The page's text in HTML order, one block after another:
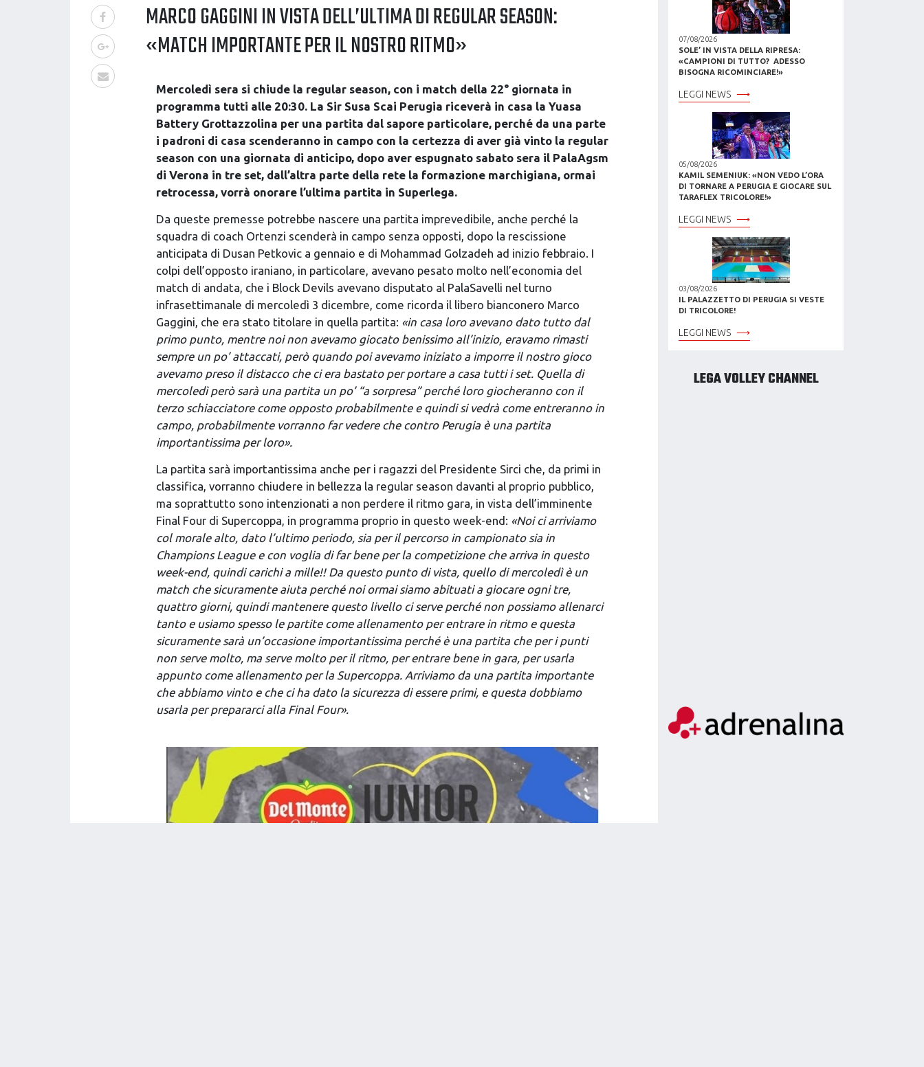
MARCO GAGGINI IN VISTA DELL’ULTIMA DI REGULAR SEASON:
«MATCH IMPORTANTE PER IL NOSTRO RITMO»
Mercoledì sera si chiude la regular season, con i match della 22° giornata in
programma tutti alle 20:30. La Sir Susa Scai Perugia riceverà in casa la Yuasa
Battery Grottazzolina per una partita dal sapore particolare, perché da una parte
i padroni di casa scenderanno in campo con la certezza di aver già vinto la regular
season con una giornata di anticipo, dopo aver espugnato sabato sera il PalaAgsm
di Verona in tre set, dall’altra parte della rete la formazione marchigiana, ormai
retrocessa, vorrà onorare l’ultima partita in Superlega.
Da queste premesse potrebbe nascere una partita imprevedibile, anche perché la
squadra di coach Ortenzi scenderà in campo senza opposti, dopo la rescissione
anticipata di Dusan Petkovic a gennaio e di Mohammad Golzadeh ad inizio febbraio. I
colpi dell’opposto iraniano, in particolare, avevano pesato molto nell’economia del
match di andata, che i Block Devils avevano disputato al PalaSavelli nel turno
infrasettimanale di mercoledì 3 dicembre, come ricorda il libero bianconero Marco
Gaggini, che era stato titolare in quella partita: «in casa loro avevano dato tutto dal
primo punto, mentre noi non avevamo giocato benissimo all’inizio, eravamo rimasti
sempre un po’ attaccati, però quando poi avevamo iniziato a imporre il nostro gioco
avevamo preso il distacco che ci era bastato per portare a casa tutti i set. Quella di
mercoledì però sarà una partita un po’ “a sorpresa” perché loro giocheranno con il
terzo schiacciatore come opposto probabilmente e quindi si vedrà come entreranno in
campo, probabilmente vorranno far vedere che contro Perugia è una partita
importantissima per loro».
La partita sarà importantissima anche per i ragazzi del Presidente Sirci che, da primi in
classifica, vorranno chiudere in bellezza la regular season davanti al proprio pubblico,
ma soprattutto sono intenzionati a non perdere il ritmo gara, in vista dell’imminente
Final Four di Supercoppa, in programma proprio in questo week-end: «Noi ci arriviamo
col morale alto, dato l’ultimo periodo, sia per il percorso in campionato sia in
Champions League e con voglia di far bene per la competizione che arriva in questo
week-end, quindi carichi a mille!! Da questo punto di vista, quello di mercoledì è un
match che sicuramente aiuta perché noi ormai siamo abituati a giocare ogni tre,
quattro giorni, quindi mantenere questo livello ci serve perché non possiamo allenarci
tanto e usiamo spesso le partite come allenamento per entrare in ritmo e questa
sicuramente sarà un’occasione importantissima perché è una partita che per i punti
non serve molto, ma serve molto per il ritmo, per entrare bene in gara, per usarla
appunto come allenamento per la Supercoppa. Arriviamo da una partita importante
che abbiamo vinto e che ci ha dato la sicurezza di essere primi, e questa dobbiamo
usarla per prepararci alla Final Four».
07/08/2026
SOLE’ IN VISTA DELLA RIPRESA:
«CAMPIONI DI TUTTO? ADESSO
BISOGNA RICOMINCIARE!»
LEGGI NEWS
05/08/2026
KAMIL SEMENIUK: «NON VEDO L’ORA
DI TORNARE A PERUGIA E GIOCARE SUL
TARAFLEX TRICOLORE!»
LEGGI NEWS
03/08/2026
IL PALAZZETTO DI PERUGIA SI VESTE
DI TRICOLORE!
LEGGI NEWS
LEGA VOLLEY CHANNEL